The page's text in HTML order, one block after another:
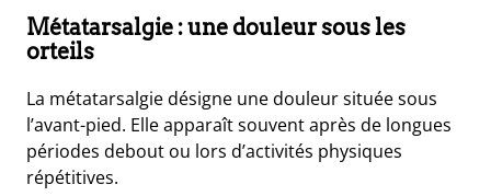
Métatarsalgie : une douleur sous les
orteils
La métatarsalgie désigne une douleur située sous
l’avant-pied. Elle apparaît souvent après de longues
périodes debout ou lors d’activités physiques
répétitives.